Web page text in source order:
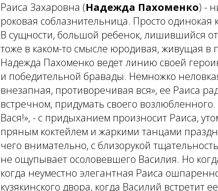
Раиса Захаровна (Надежда Пахоменко) -
роковая соблазнительница. Просто
В сущности, большой ребенок, лишившийся
тоже в каком-то смысле юродивая, живущая в
Надежда Пахоменко ведет линию своей
и победительной бравады. Немножко
внезапная, противоречивая вся», ее Раиса
встречном, придумать своего
Вася!», - с придыханием произносит Раиса,
пряным коктейлем и жаркими танцами
чего внимательно, с близорукой
не ощупывает осоловевшего Василия. Но
когда неуместно элегантная Раиса
кузякинского двора, когда Василий встретит